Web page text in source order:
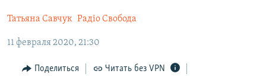
главной
Вернутся
поиску
11 ЛЕТ ОККУПАЦИИ КРЫМА. 11 ИСТОРИЙ СОПРОТИВЛЕНИЯ
ЕЩЕ
ИНТЕРАКТИВ
ИНФОГРАФИКА
РАДІО СВОБОДА
КАК ОБОЙТИ БЛОКИРОВКУ
Татьяна Савчук Радіо Свобода
11 февраля 2020, 21:30
Поделиться Читать без VPN